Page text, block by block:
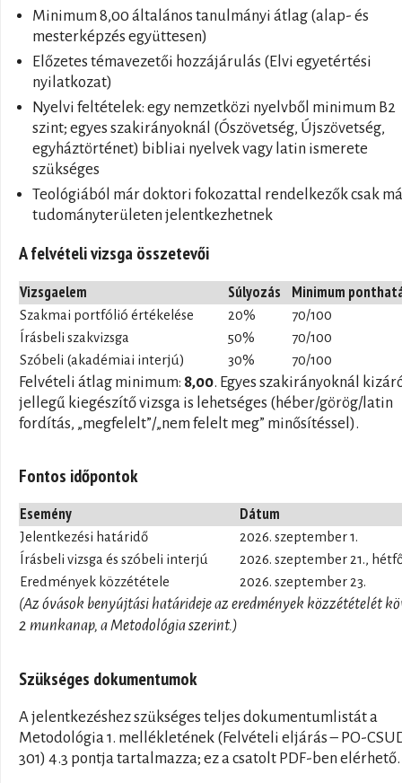
Minimum 8,00 általános tanulmányi átlag (alap- és
mesterképzés együttesen)
Előzetes témavezetői hozzájárulás (Elvi egyetértési
nyilatkozat)
Nyelvi feltételek: egy nemzetközi nyelvből minimum B2
szint; egyes szakirányoknál (Ószövetség, Újszövetség,
egyháztörténet) bibliai nyelvek vagy latin ismerete
szükséges
Teológiából már doktori fokozattal rendelkezők csak
tudományterületen jelentkezhetnek
A felvételi vizsga összetevői
Vizsgaelem Súlyozás Minimum
Szakmai portfólió értékelése 20%
70/100
Írásbeli szakvizsga
50%
70/100
Szóbeli (akadémiai interjú)
30% 70/100
Felvételi átlag minimum: 8,00. Egyes szakirányoknál
jellegű kiegészítő vizsga is lehetséges (héber/görög/latin
fordítás, „megfelelt”/„nem felelt meg” minősítéssel).
Fontos időpontok
Esemény Dátum
Jelentkezési határidő
2026. szeptember 1.
Írásbeli vizsga és szóbeli interjú
2026. szeptember 21.,
Eredmények közzététele
2026. szeptember 23.
(Az óvások benyújtási határideje az eredmények közzétételét
2 munkanap, a Metodológia szerint.)
Szükséges dokumentumok
A jelentkezéshez szükséges teljes dokumentumlistát a
Metodológia 1. mellékletének (Felvételi eljárás – PO-
301) 4.3 pontja tartalmazza; ez a csatolt PDF-ben elérhető.